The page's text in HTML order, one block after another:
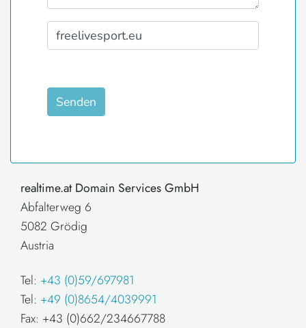
Senden
realtime.at Domain Services GmbH
Abfalterweg 6
5082 Grödig
Austria
Tel: +43 (0)59/697981
Tel: +49 (0)8654/4039991
Fax: +43 (0)662/234667788